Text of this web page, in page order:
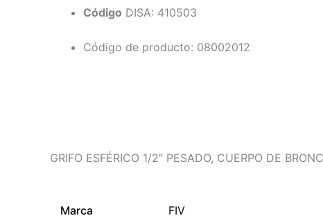
Código DISA: 410503
Código de producto: 08002012
GRIFO ESFÉRICO 1/2″ PESADO, CUERPO DE
Marca FIV